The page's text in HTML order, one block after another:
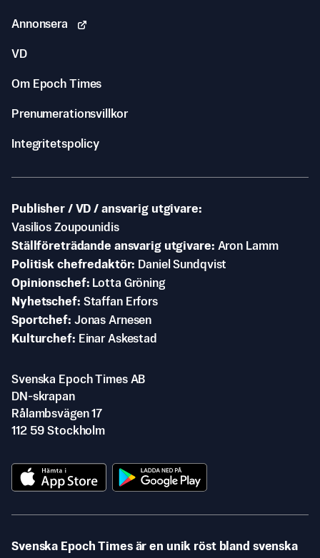
Annonsera
VD
Om Epoch Times
Prenumerationsvillkor
Integritetspolicy
Publisher / VD / ansvarig utgivare
Vasilios Zoupounidis
Ställföreträdande ansvarig utgivare Aron Lamm
Politisk chefredaktör
Daniel Sundqvist
Opinionschef
Lotta Gröning
Nyhetschef Staffan Erfors
Sportchef Jonas Arnesen
Kulturchef
Einar Askestad
Svenska Epoch Times AB
DN-skrapan
Rålambsvägen 17
112 59 Stockholm
Svenska Epoch Times är en unik röst bland svenska